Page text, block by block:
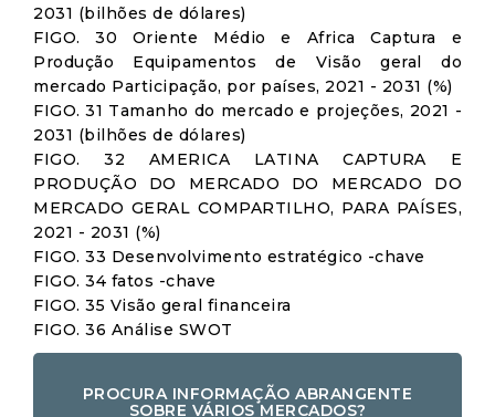
2031 (bilhões de dólares)
FIGO. 30 Oriente Médio e Africa Captura e
Produção Equipamentos de Visão geral do
mercado Participação, por países, 2021 - 2031 (%)
FIGO. 31 Tamanho do mercado e projeções, 2021 -
2031 (bilhões de dólares)
FIGO. 32 AMERICA LATINA CAPTURA E
PRODUÇÃO DO MERCADO DO MERCADO DO
MERCADO GERAL COMPARTILHO, PARA PAÍSES,
2021 - 2031 (%)
FIGO. 33 Desenvolvimento estratégico -chave
FIGO. 34 fatos -chave
FIGO. 35 Visão geral financeira
FIGO. 36 Análise SWOT
PROCURA INFORMAÇÃO ABRANGENTE
SOBRE VÁRIOS MERCADOS?